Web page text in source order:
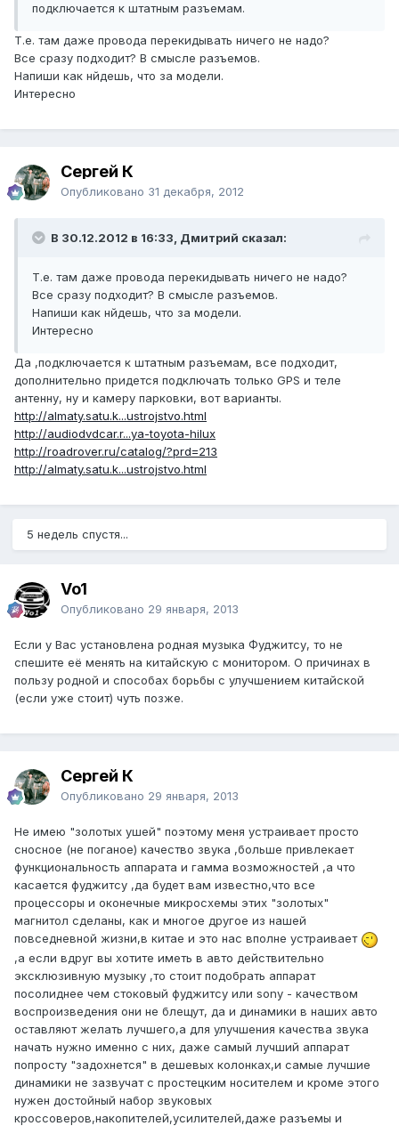
подключается к штатным разъемам.
Т.е. там даже провода перекидывать ничего не надо?
Все сразу подходит? В смысле разъемов.
Напиши как нйдешь, что за модели.
Интересно
Сергей К
Опубликовано 31 декабря, 2012
В 30.12.2012 в 16:33, Дмитрий сказал:
Т.е. там даже провода перекидывать ничего не надо?
Все сразу подходит? В смысле разъемов.
Напиши как нйдешь, что за модели.
Интересно
Да ,подключается к штатным разъемам, все подходит,
дополнительно придется подключать только GPS и теле
антенну, ну и камеру парковки, вот варианты.
http://almaty.satu.k...ustrojstvo.html
http://audiodvdcar.r...ya-toyota-hilux
http://roadrover.ru/catalog/?prd=213
http://almaty.satu.k...ustrojstvo.html
5 недель спустя...
Vo1
Опубликовано 29 января, 2013
Если у Вас установлена родная музыка Фуджитсу, то не
спешите её менять на китайскую с монитором. О причинах в
пользу родной и способах борьбы с улучшением китайской
(если уже стоит) чуть позже.
Сергей К
Опубликовано 29 января, 2013
Не имею "золотых ушей" поэтому меня устраивает просто
сносное (не поганое) качество звука ,больше привлекает
функциональность аппарата и гамма возможностей ,а что
касается фуджитсу ,да будет вам известно,что все
процессоры и оконечные микросхемы этих "золотых"
магнитол сделаны, как и многое другое из нашей
повседневной жизни,в китае и это нас вполне устраивает
,а если вдруг вы хотите иметь в авто действительно
эксклюзивную музыку ,то стоит подобрать аппарат
посолиднее чем стоковый фуджитсу или sony - качеством
воспроизведения они не блещут, да и динамики в наших авто
оставляют желать лучшего,а для улучшения качества звука
начать нужно именно с них, даже самый лучший аппарат
попросту "задохнется" в дешевых колонках,и самые лучшие
динамики не зазвучат с простецким носителем и кроме этого
нужен достойный набор звуковых
кроссоверов,накопителей,усилителей,даже разъемы и